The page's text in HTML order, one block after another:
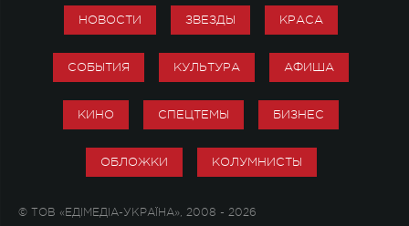
НОВОСТИ ЗВЕЗДЫ КРАСА
СОБЫТИЯ КУЛЬТУРА АФИША
КИНО СПЕЦТЕМЫ БИЗНЕС
ОБЛОЖКИ КОЛУМНИСТЫ
© ТОВ «ЕДІМЕДІА-УКРАЇНА», 2008 - 2026